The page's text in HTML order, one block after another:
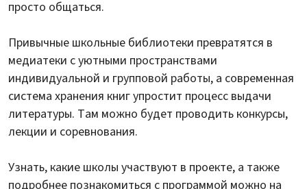
просто общаться.
Привычные школьные библиотеки превратятся в
медиатеки с уютными пространствами
индивидуальной и групповой работы, а современная
система хранения книг упростит процесс выдачи
литературы. Там можно будет проводить конкурсы,
лекции и соревнования.
Узнать, какие школы участвуют в проекте, а также
подробнее познакомиться с программой можно на